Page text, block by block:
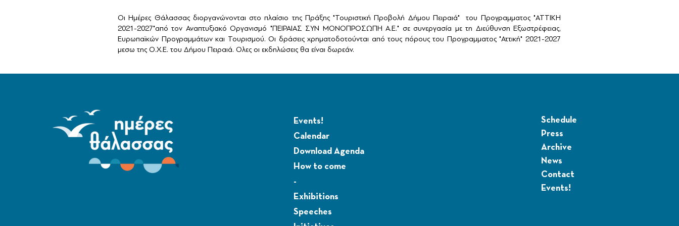
Οι Ημέρες Θάλασσας διοργανώνονται στο πλαίσιο της Πράξης "Τουριστική Προβολή Δήμου Πειραιά" του Προγραμματος "ΑΤΤΙΚΗ
2021-2027"από τον Αναπτυξιακό Οργανισμό "ΠΕΙΡΑΙΑΣ ΣΥΝ ΜΟΝΟΠΡΟΣΩΠΗ Α.Ε." σε συνεργασία με τη Διεύθυνση Εξωστρέφειας,
Ευρωπαϊκών Προγραμμάτων και Τουρισμού. Οι δράσεις χρηματοδοτούνται από τους πόρους του Προγραμματος "Αττική" 2021-2027
μεσω της Ο.Χ.Ε. του Δήμου Πειραιά. Ολες οι εκδηλώσεις θα είναι δωρεάν.
Events!
Calendar
Download Agenda
How to come
-
Exhibitions
Speeches
Schedule
Press
Archive
News
Contact
Events!